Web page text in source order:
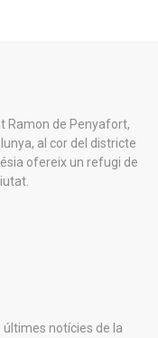
Ramon de Penyafort,
al cor del districte
ofereix un refugi de
notícies de la